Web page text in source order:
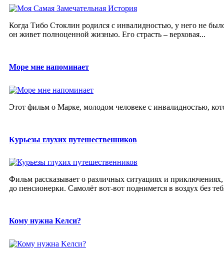
Когда Тибо Стоклин родился с инвалидностью, у него не
он живет полноценной жизнью. Его страсть – верховая...
Море мне напоминает
Этот фильм о Марке, молодом человеке с инвалидностью,
Курьезы глухих путешественников
Фильм рассказывает о различных ситуациях и
до пенсионерки. Самолёт вот-вот поднимется в воздух без
Кому нужна Kелси?